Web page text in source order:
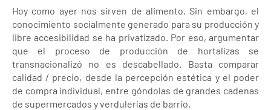
Hoy como ayer nos sirven de alimento. Sin embargo, el
conocimiento socialmente generado para su producción y
libre accesibilidad se ha privatizado. Por eso, argumentar
que el proceso de producción de hortalizas se
transnacionalizó no es descabellado. Basta comparar
calidad / precio, desde la percepción estética y el poder
de compra individual, entre góndolas de grandes cadenas
de supermercados y verdulerías de barrio.